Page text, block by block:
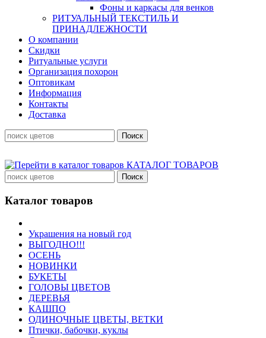
Фоны и каркасы для венков
РИТУАЛЬНЫЙ ТЕКСТИЛЬ И
ПРИНАДЛЕЖНОСТИ
О компании
Скидки
Ритуальные услуги
Организация похорон
Оптовикам
Информация
Контакты
Доставка
КАТАЛОГ ТОВАРОВ
Каталог товаров
Украшения на новый год
ВЫГОДНО!!!
ОСЕНЬ
НОВИНКИ
БУКЕТЫ
ГОЛОВЫ ЦВЕТОВ
ДЕРЕВЬЯ
КАШПО
ОДИНОЧНЫЕ ЦВЕТЫ, ВЕТКИ
Птички, бабочки, куклы